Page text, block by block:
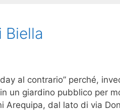
Biella
al contrario” perché,
un giardino pubblico per
Arequipa, dal lato di via